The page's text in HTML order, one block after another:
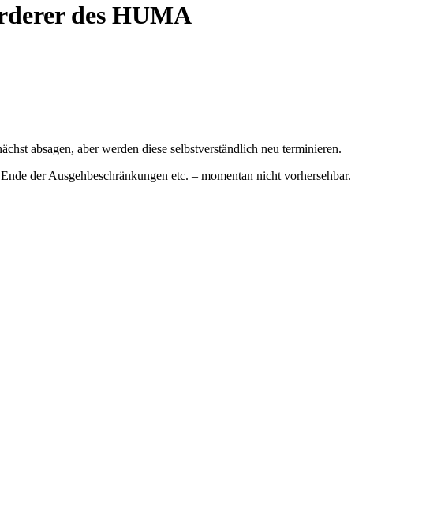
des HUMA
absagen, aber werden diese selbstverständlich neu terminieren.
der Ausgehbeschränkungen etc. – momentan nicht vorhersehbar.